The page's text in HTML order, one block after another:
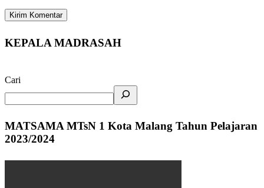
KEPALA MADRASAH
Cari
MATSAMA MTsN 1 Kota Malang Tahun Pelajaran
2023/2024